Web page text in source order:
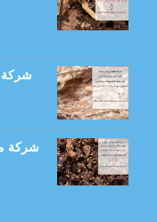
شركة
شركة